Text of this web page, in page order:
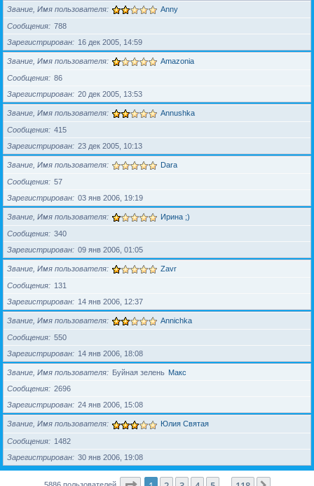
Звание, Имя пользователя Anny
Сообщения
788
Зарегистрирован
16 дек 2005, 14:59
Звание, Имя пользователя Amazonia
Сообщения
86
Зарегистрирован
20 дек 2005, 13:53
Звание, Имя пользователя Annushka
Сообщения
415
Зарегистрирован
23 дек 2005, 10:13
Звание, Имя пользователя Dara
Сообщения
57
Зарегистрирован
03 янв 2006, 19:19
Звание, Имя пользователя Ирина ;)
Сообщения
340
Зарегистрирован
09 янв 2006, 01:05
Звание, Имя пользователя Zavr
Сообщения
131
Зарегистрирован
14 янв 2006, 12:37
Звание, Имя пользователя Annichka
Сообщения
550
Зарегистрирован
14 янв 2006, 18:08
Звание, Имя пользователя Буйная зелень Макс
Сообщения
2696
Зарегистрирован
24 янв 2006, 15:08
Звание, Имя пользователя Юлия Святая
Сообщения
1482
Зарегистрирован
30 янв 2006, 19:08
5886 пользователей